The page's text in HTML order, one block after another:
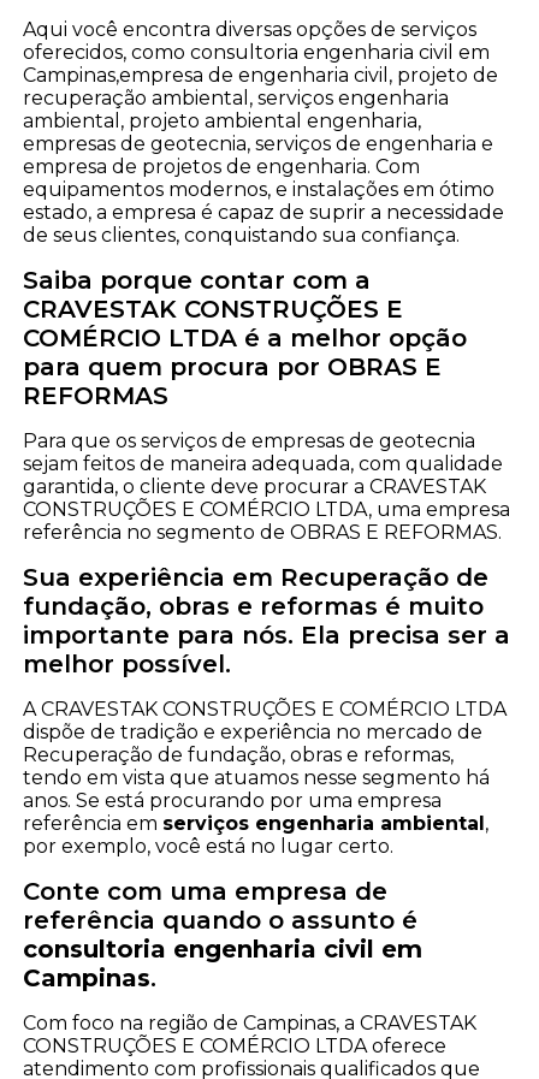
Aqui você encontra diversas opções de serviços
oferecidos, como consultoria engenharia civil em
Campinas,empresa de engenharia civil, projeto de
recuperação ambiental, serviços engenharia
ambiental, projeto ambiental engenharia,
empresas de geotecnia, serviços de engenharia e
empresa de projetos de engenharia. Com
equipamentos modernos, e instalações em ótimo
estado, a empresa é capaz de suprir a necessidade
de seus clientes, conquistando sua confiança.
Saiba porque contar com a
CRAVESTAK CONSTRUÇÕES E
COMÉRCIO LTDA é a melhor opção
para quem procura por OBRAS E
REFORMAS
Para que os serviços de empresas de geotecnia
sejam feitos de maneira adequada, com qualidade
garantida, o cliente deve procurar a CRAVESTAK
CONSTRUÇÕES E COMÉRCIO LTDA, uma empresa
referência no segmento de OBRAS E REFORMAS.
Sua experiência em Recuperação de
fundação, obras e reformas é muito
importante para nós. Ela precisa ser a
melhor possível.
A CRAVESTAK CONSTRUÇÕES E COMÉRCIO LTDA
dispõe de tradição e experiência no mercado de
Recuperação de fundação, obras e reformas,
tendo em vista que atuamos nesse segmento há
anos. Se está procurando por uma empresa
referência em serviços engenharia ambiental,
por exemplo, você está no lugar certo.
Conte com uma empresa de
referência quando o assunto é
consultoria engenharia civil em
Campinas.
Com foco na região de Campinas, a CRAVESTAK
CONSTRUÇÕES E COMÉRCIO LTDA oferece
atendimento com profissionais qualificados que